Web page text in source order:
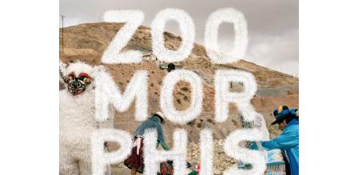
IllustrationPrint
Zoomorphismes